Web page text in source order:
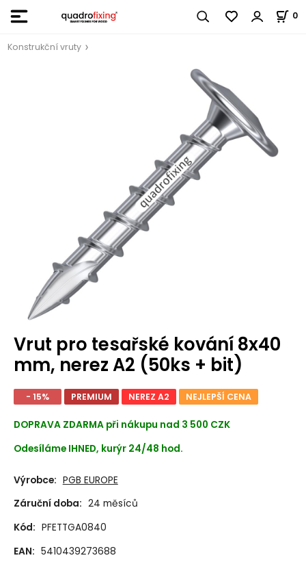
0
Konstrukční vruty
Vrut pro tesařské kování 8x40
mm, nerez A2 (50ks + bit)
- 15% PREMIUM NEREZ A2 NEJLEPŠÍ CENA
DOPRAVA ZDARMA při nákupu nad 3 500 CZK
Odesíláme IHNED, kurýr 24/48 hod.
Výrobce: PGB EUROPE
Záruční doba: 24 měsíců
Kód: PFETTGA0840
EAN: 5410439273688